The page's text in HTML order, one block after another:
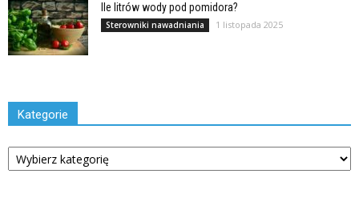
Ile litrów wody pod pomidora?
Sterowniki nawadniania 1 listopada 2025
Kategorie
Kategorie